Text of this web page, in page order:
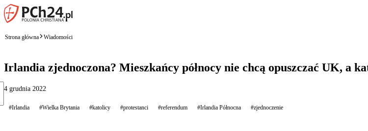
Strona główna Wiadomości
Irlandia zjednoczona? Mieszkańcy północy nie chcą opuszczać UK, a
4 grudnia 2022
#Irlandia #Wielka Brytania #katolicy #protestanci #referendum #Irlandia Północna #zjednoczenie